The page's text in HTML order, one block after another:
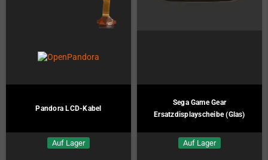
Pandora LCD-Kabel
Auf Lager
Sega Game Gear
Ersatzdisplayscheibe (Glas)
Auf Lager